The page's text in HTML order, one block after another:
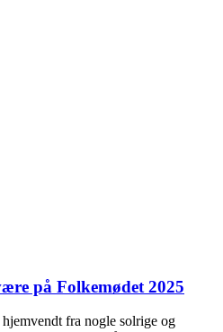
på Folkemødet 2025
fra nogle solrige og